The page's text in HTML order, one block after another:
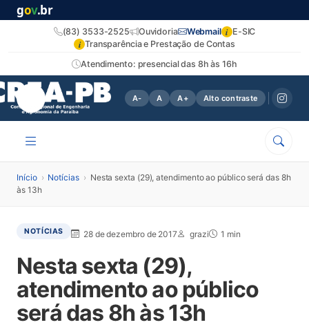
gov.br
Atendimento: presencial das 8h às 16h
(83) 3533-2525 Ouvidoria Webmail i E-SIC
i Transparência e Prestação de Contas
A- A A+ Alto contraste
Início › Notícias › Nesta sexta (29), atendimento ao público será das 8h
às 13h
NOTÍCIAS 28 de dezembro de 2017 grazi 1 min
Nesta sexta (29),
atendimento ao público
será das 8h às 13h